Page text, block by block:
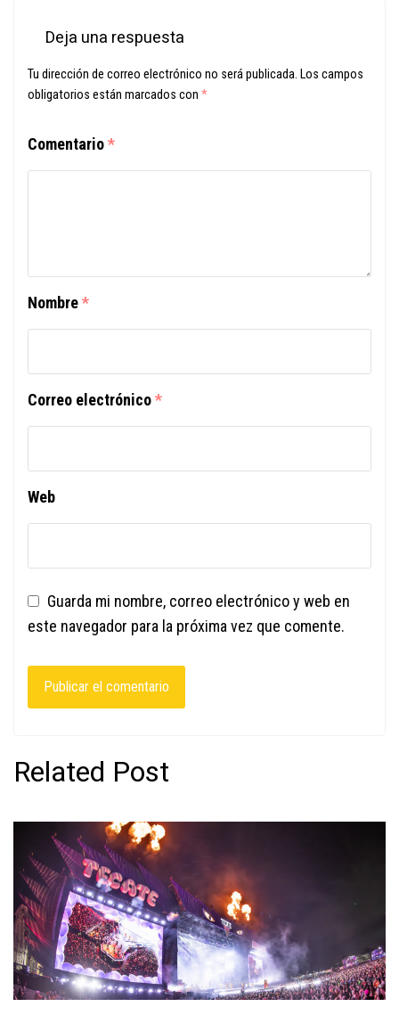
Deja una respuesta
Tu dirección de correo electrónico no será publicada. Los campos
obligatorios están marcados con *
Comentario*
Nombre*
Correo electrónico*
Web
Guarda mi nombre, correo electrónico y web en
este navegador para la próxima vez que comente.
Related Post